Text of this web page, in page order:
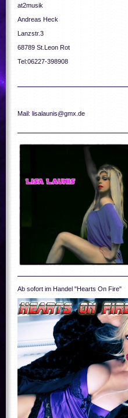
at2musik
Andreas Heck
Lanzstr.3
68789 St.Leon Rot
Tel:06227-398908
Mail: lisalaunis@gmx.de
Ab sofort im Handel "Hearts On Fire"